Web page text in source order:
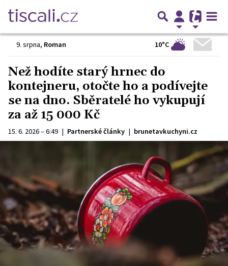
9. srpna, Roman 10°C
Než hodíte starý hrnec do
kontejneru, otočte ho a podívejte
se na dno. Sběratelé ho vykupují
za až 15 000 Kč
15. 6. 2026 – 6:49 | Partnerské články | brunetavkuchyni.cz